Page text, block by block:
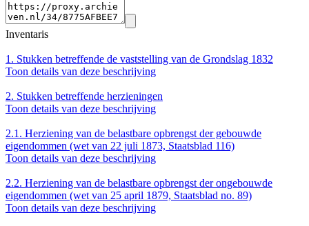
Inventaris
1. Stukken betreffende de vaststelling van de Grondslag 1832
Toon details van deze beschrijving
2. Stukken betreffende herzieningen
Toon details van deze beschrijving
2.1. Herziening van de belastbare opbrengst der gebouwde
eigendommen (wet van 22 juli 1873, Staatsblad 116)
Toon details van deze beschrijving
2.2. Herziening van de belastbare opbrengst der ongebouwde
eigendommen (wet van 25 april 1879, Staatsblad no. 89)
Toon details van deze beschrijving